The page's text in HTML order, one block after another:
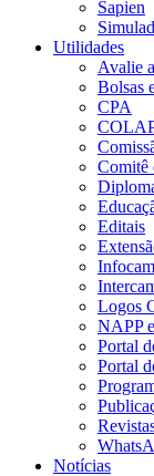
Sapien
Utilidades
Avalie
Bolsas
CPA
Comitê
Editais
Logos
NAPP
Portal
Portal
Notícias